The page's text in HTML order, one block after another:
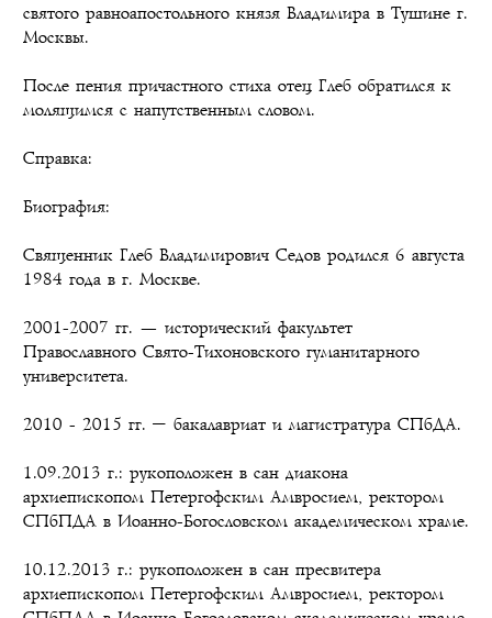
святого равноапостольного князя Владимира в Тушине г.
Москвы.
После пения причастного стиха отец Глеб обратился к
молящимся с напутственным словом.
Справка:
Биография:
Священник Глеб Владимирович Седов родился 6 августа
1984 года в г. Москве.
2001-2007 гг. — исторический факультет
Православного Свято-Тихоновского гуманитарного
университета.
2010 - 2015 гг. – бакалавриат и магистратура СПбДА.
1.09.2013 г.: рукоположен в сан диакона
архиепископом Петергофским Амвросием, ректором
СПбПДА в Иоанно-Богословском академическом храме.
10.12.2013 г.: рукоположен в сан пресвитера
архиепископом Петергофским Амвросием, ректором